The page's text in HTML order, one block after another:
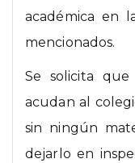
académica en
mencionados.
Se solicita
acudan al
sin ningún
dejarlo en